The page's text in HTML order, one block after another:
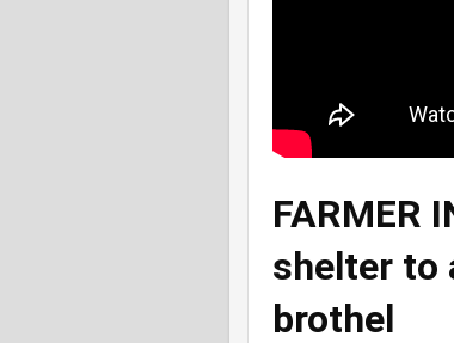
FARMER
shelter to
brothel